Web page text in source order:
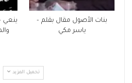
بنات الأصول مقال بقلم –
ياسر مكي
ينعي
تحميل المزيد